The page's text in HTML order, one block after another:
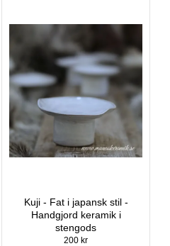
Kuji - Fat i japansk stil -
Handgjord keramik i
stengods
200 kr